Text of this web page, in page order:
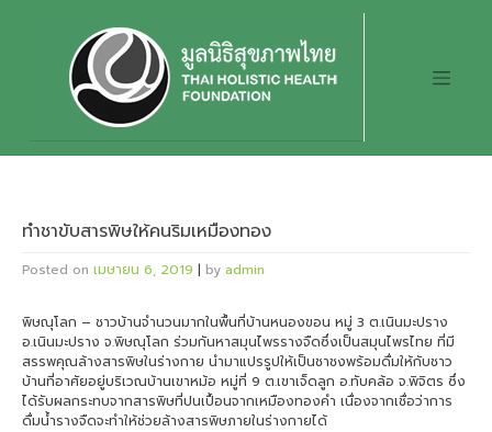
ทำชาขับสารพิษให้คนริมเหมืองทอง
Posted on เมษายน 6, 2019 | by admin
พิษณุโลก – ชาวบ้านจำนวนมากในพื้นที่บ้านหนองขอน หมู่ 3 ต.เนินมะปราง
อ.เนินมะปราง จ.พิษณุโลก ร่วมกันหาสมุนไพรรางจืดซึ่งเป็นสมุนไพรไทย ที่มี
สรรพคุณล้างสารพิษในร่างกาย นำมาแปรรูปให้เป็นชาชงพร้อมดื่มให้กับชาว
บ้านที่อาศัยอยู่บริเวณบ้านเขาหม้อ หมู่ที่ 9 ต.เขาเจ็ดลูก อ.ทับคล้อ จ.พิจิตร ซึ่ง
ได้รับผลกระทบจากสารพิษที่ปนเปื้อนจากเหมืองทองคำ เนื่องจากเชื่อว่าการ
ดื่มน้ำรางจืดจะทำให้ช่วยล้างสารพิษภายในร่างกายได้